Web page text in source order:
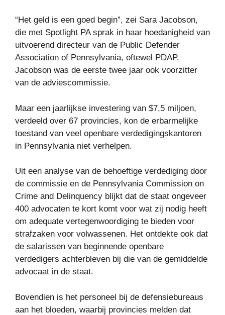
“Het geld is een goed begin”, zei Sara Jacobson,
die met Spotlight PA sprak in haar hoedanigheid van
uitvoerend directeur van de Public Defender
Association of Pennsylvania, oftewel PDAP.
Jacobson was de eerste twee jaar ook voorzitter
van de adviescommissie.
Maar een jaarlijkse investering van $7,5 miljoen,
verdeeld over 67 provincies, kon de erbarmelijke
toestand van veel openbare verdedigingskantoren
in Pennsylvania niet verhelpen.
Uit een analyse van de behoeftige verdediging door
de commissie en de Pennsylvania Commission on
Crime and Delinquency blijkt dat de staat ongeveer
400 advocaten te kort komt voor wat zij nodig heeft
om adequate vertegenwoordiging te bieden voor
strafzaken voor volwassenen. Het ontdekte ook dat
de salarissen van beginnende openbare
verdedigers achterbleven bij die van de gemiddelde
advocaat in de staat.
Bovendien is het personeel bij de defensiebureaus
aan het bloeden, waarbij provincies melden dat